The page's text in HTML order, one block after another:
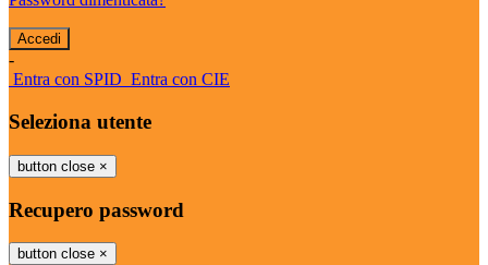
-
Entra con SPID Entra con CIE
Seleziona utente
button close ×
Recupero password
button close ×